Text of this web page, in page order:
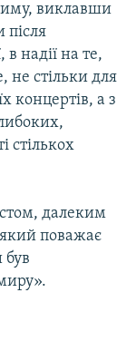
виклавши
після
в надії на те,
стільки для
концертів, а з
стількох
далеким
який поважає